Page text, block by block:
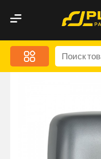
Меню
Акционные
Автохимия и уход
Оптика и